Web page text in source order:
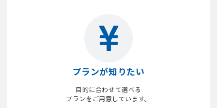
プランが知りたい
目的に合わせて選べる
プランをご用意しています。